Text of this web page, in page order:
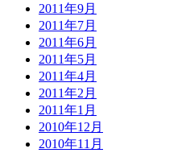
2011年9月
2011年7月
2011年6月
2011年5月
2011年4月
2011年2月
2011年1月
2010年12月
2010年11月